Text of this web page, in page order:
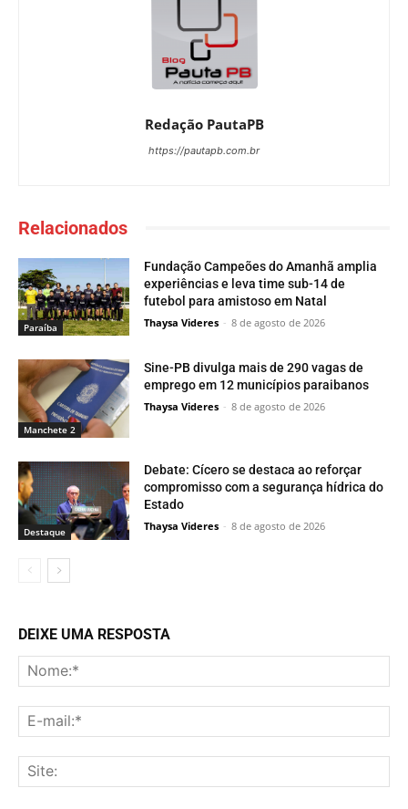
Redação PautaPB
https://pautapb.com.br
Relacionados
Paraí­ba
Fundação Campeões do Amanhã amplia
experiências e leva time sub-14 de
futebol para amistoso em Natal
Thaysa Videres - 8 de agosto de 2026
Manchete 2
Sine-PB divulga mais de 290 vagas de
emprego em 12 municípios paraibanos
Thaysa Videres - 8 de agosto de 2026
Destaque
Debate: Cícero se destaca ao reforçar
compromisso com a segurança hídrica do
Estado
Thaysa Videres - 8 de agosto de 2026
DEIXE UMA RESPOSTA